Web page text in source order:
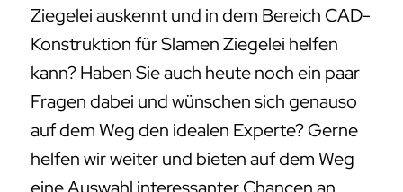
Ziegelei auskennt und in dem Bereich CAD-
Konstruktion für Slamen Ziegelei helfen
kann? Haben Sie auch heute noch ein paar
Fragen dabei und wünschen sich genauso
auf dem Weg den idealen Experte? Gerne
helfen wir weiter und bieten auf dem Weg